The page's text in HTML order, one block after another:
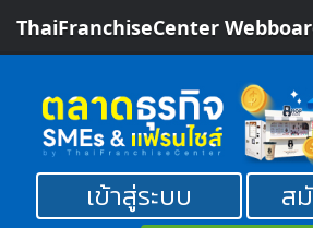
ThaiFranchiseCenter
เข้าสู่ระบบ
ส